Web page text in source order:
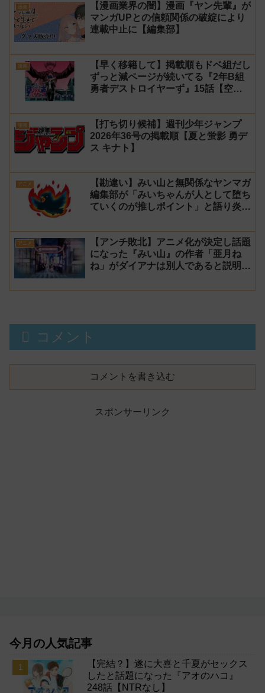
漫画
【漫画業界の闇】漫画『ヤン先輩』が
マンガUPとの信頼関係の破綻により
連載中止に【編集部】
漫画
【早く移籍して】掲載順もドベ組だし
ずっと減ページが続いてる『2年B組
勇者デストロイヤーず』15話【空
漫画
【打ち切り候補】週刊少年ジャンプ
2026年36号の掲載順【夏と蛍影 勇デ
ス キナト】
アニメ
【勘違い】みい山と無関係なヤンマガ
編集部が「みいちゃんが人として堕ち
ていくのが推しポイント」と語り炎上
ス】
アニメ
【アンチ敗北】アニメ化が決定し話題
になった『みい山』の作者「亜月ね
ね」がダイアナは別人であると説明し
コメント
コメントを書き込む
スポンサーリンク
今月の人気記事
【完結？】遂に大喜と千夏がセックス
したと話題になった『アオのハコ』
248話【NTRなし】